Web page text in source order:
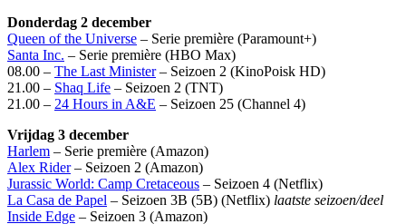
Donderdag 2 december
Queen of the Universe – Serie première (Paramount+)
Santa Inc. – Serie première (HBO Max)
08.00 – The Last Minister– Seizoen 2 (KinoPoisk HD)
21.00 – Shaq Life – Seizoen 2 (TNT)
21.00 – 24 Hours in A&E – Seizoen 25 (Channel 4)
Vrijdag 3 december
Harlem – Serie première (Amazon)
Alex Rider– Seizoen 2 (Amazon)
Jurassic World: Camp Cretaceous – Seizoen 4 (Netflix)
La Casa de Papel – Seizoen 3B (5B) (Netflix) laatste seizoen/deel
Inside Edge – Seizoen 3 (Amazon)